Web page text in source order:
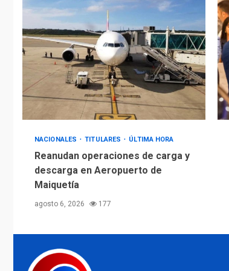
NACIONALES TITULARES ÚLTIMA HORA
Reanudan operaciones de carga y
descarga en Aeropuerto de
Maiquetía
agosto 6, 2026 177